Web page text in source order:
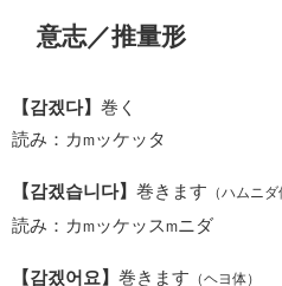
意志／推量形
【감겠다】 巻く
読み：カmッケッタ
【감겠습니다】 巻きます （ハムニダ
読み：カmッケッスmニダ
【감겠어요】 巻きます （ヘヨ体）